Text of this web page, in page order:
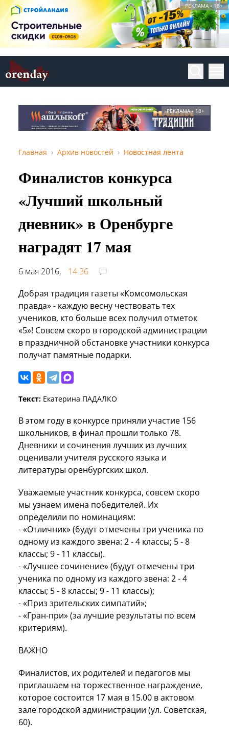
РЕКЛАМА • 18+
РЕКЛАМА • 18+
Главная Архив новостей Новостная лента
Финалистов конкурса
«Лучший школьный
дневник» в Оренбурге
наградят 17 мая
6 мая 2016,
14:36
Добрая традиция газеты «Комсомольская
правда» - каждую весну чествовать тех
учеников, кто больше всех получил отметок
«5»! Совсем скоро в городской администрации
в праздничной обстановке участники конкурса
получат памятные подарки.
Текст: Екатерина ПАДАЛКО
В этом году в конкурсе приняли участие 156
школьников, в финал прошли только 78.
Дневники и сочинения лучших из лучших
оценивали учителя русского языка и
литературы оренбургских школ.
Уважаемые участник конкурса, совсем скоро
мы узнаем имена победителей. Их
определили по номинациям:
- «Отличник» (будут отмечены три ученика по
одному из каждого звена: 2 - 4 классы; 5 - 8
классы; 9 - 11 классы).
- «Лучшее сочинение» (будут отмечены три
ученика по одному из каждого звена: 2 - 4
классы; 5 - 8 классы; 9 - 11 классы);
- «Приз зрительских симпатий»;
- «Гран-при» (за лучшие результаты по всем
критериям).
ВАЖНО
Финалистов, их родителей и педагогов мы
приглашаем на торжественное награждение,
которое состоится 17 мая в 15.00 в актовом
зале городской администрации (ул. Советская,
60).